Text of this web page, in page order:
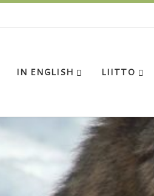
IN ENGLISH LIITTO